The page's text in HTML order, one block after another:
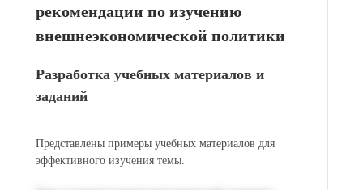
рекомендации по изучению
внешнеэкономической политики
Разработка учебных материалов и
заданий
Представлены примеры учебных материалов для
эффективного изучения темы.